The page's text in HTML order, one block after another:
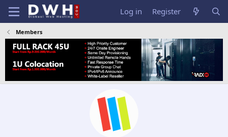
Log in Register
Members